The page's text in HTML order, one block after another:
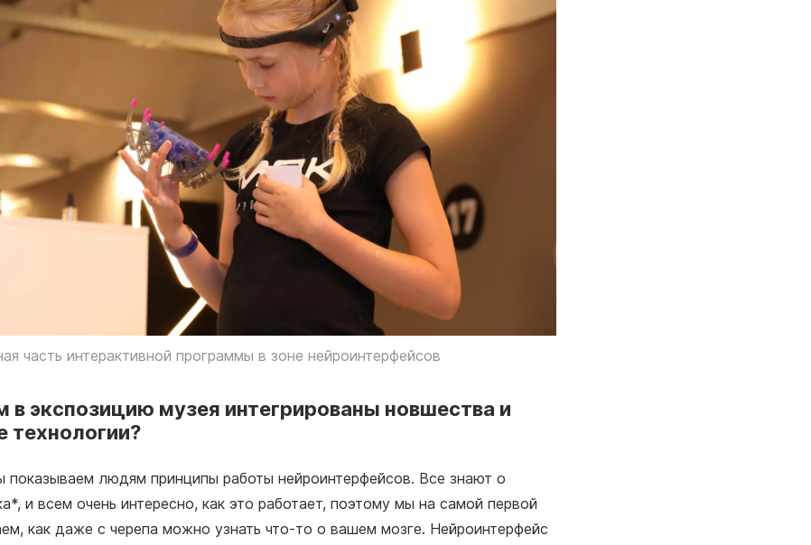
часть интерактивной программы в зоне нейроинтерфейсов
в экспозицию музея интегрированы новшества и
технологии?
показываем людям принципы работы нейроинтерфейсов. Все знают о
и всем очень интересно, как это работает, поэтому мы на самой первой
как даже с черепа можно узнать что-то о вашем мозге. Нейроинтерфейс